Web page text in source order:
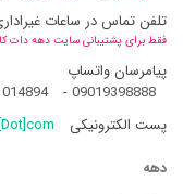
تلفن تماس در ساعات
فقط برای پشتیبانی سایت دهه دات
پیامرسان واتساپ
09019398888
-
پست الکترونیکی
دهه